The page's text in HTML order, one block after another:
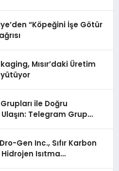
“Köpeğini İşe Götür
Mısır’daki Üretim
ile Doğru
Telegram Grup
Gen Inc., Sıfır Karbon
Isıtma